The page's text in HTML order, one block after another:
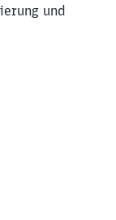
und